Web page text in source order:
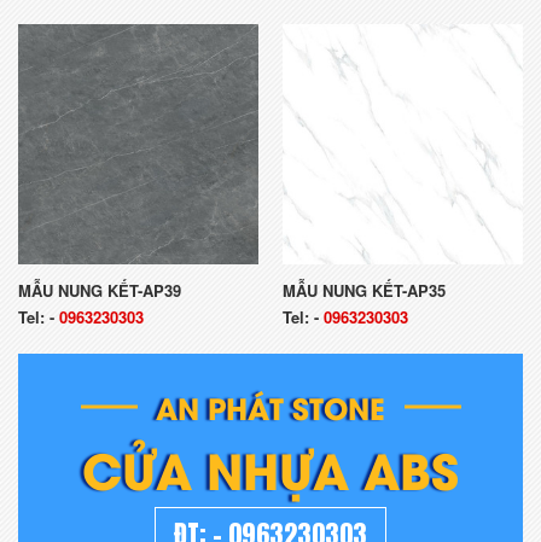
MẪU NUNG KẾT-AP39
Tel: - 0963230303
MẪU NUNG KẾT-AP35
Tel: - 0963230303
AN PHÁT STONE
CỬA NHỰA ABS